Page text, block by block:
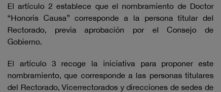
El artículo 2 establece que el nombramiento de Doctor
“Honoris Causa” corresponde a la persona titular del
Rectorado, previa aprobación por el Consejo de
Gobierno.
El artículo 3 recoge la iniciativa para proponer este
nombramiento, que corresponde a las personas titulares
del Rectorado, Vicerrectorados y direcciones de sedes de